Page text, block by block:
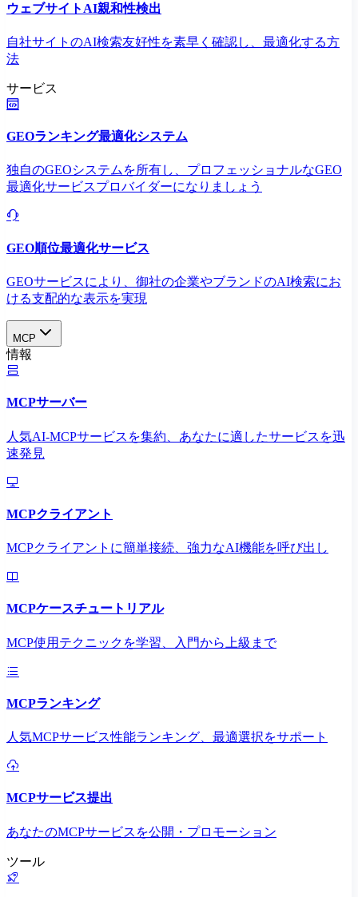
ウェブサイトAI親和性検出
自社サイトのAI検索友好性を素早く確認し、最適化する方
法
サービス
GEOランキング最適化システム
独自のGEOシステムを所有し、プロフェッショナルなGEO
最適化サービスプロバイダーになりましょう
GEO順位最適化サービス
GEOサービスにより、御社の企業やブランドのAI検索にお
ける支配的な表示を実現​
MCP
情報
MCPサーバー
人気AI-MCPサービスを集約、あなたに適したサービスを迅
速発見
MCPクライアント
MCPクライアントに簡単接続、強力なAI機能を呼び出し
MCPケースチュートリアル
MCP使用テクニックを学習、入門から上級まで
MCPランキング
人気MCPサービス性能ランキング、最適選択をサポート
MCPサービス提出
あなたのMCPサービスを公開・プロモーション
ツール